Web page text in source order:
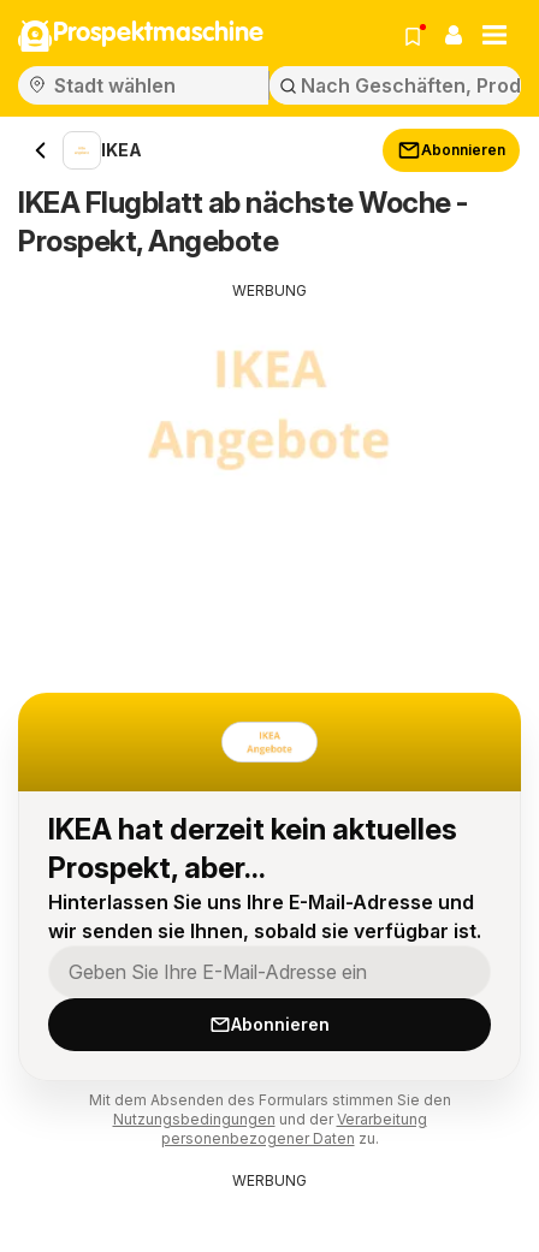
Prospektmaschine
IKEA Abonnieren
IKEA Flugblatt ab nächste Woche -
Prospekt, Angebote
WERBUNG
IKEA hat derzeit kein aktuelles
Prospekt, aber...
Hinterlassen Sie uns Ihre E-Mail-Adresse und
wir senden sie Ihnen, sobald sie verfügbar ist.
Abonnieren
Mit dem Absenden des Formulars stimmen Sie den
Nutzungsbedingungen und derVerarbeitung
personenbezogener Daten zu.
WERBUNG